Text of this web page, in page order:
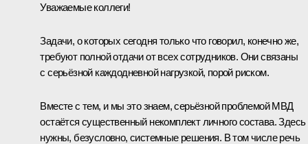
Уважаемые коллеги!
Задачи, о которых сегодня только что говорил, конечно же,
требуют полной отдачи от всех сотрудников. Они связаны
с серьёзной каждодневной нагрузкой, порой риском.
Вместе с тем, и мы это знаем, серьёзной проблемой МВД
остаётся существенный некомплект личного состава. Здесь
нужны, безусловно, системные решения. В том числе речь